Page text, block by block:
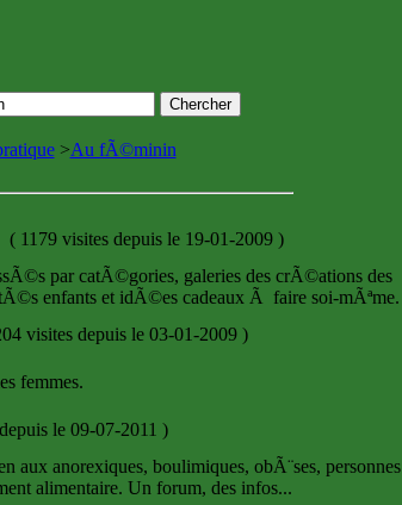
>Au fÃ©minin
1179 visites depuis le 19-01-2009 )
par catÃ©gories, galeries des crÃ©ations des
enfants et idÃ©es cadeaux Ã faire soi-mÃªme.
visites depuis le 03-01-2009 )
femmes.
depuis le 09-07-2011 )
aux anorexiques, boulimiques, obÃ¨ses, personnes
alimentaire. Un forum, des infos...